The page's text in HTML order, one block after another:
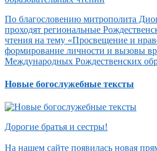
По благословению митрополита
проходят региональные
чтения на тему «Просвещение и
формирование личности и вызовы
Международных Рождественских
Новые богослужебные тексты
Дорогие братья и сестры!
На нашем сайте появилась новая